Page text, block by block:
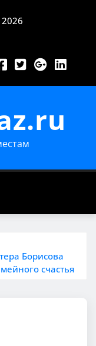
2026
Борисова
счастья